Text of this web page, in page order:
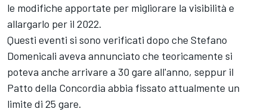
le modifiche apportate per migliorare la visibilità e
allargarlo per il 2022.
Questi eventi si sono verificati dopo che Stefano
Domenicali aveva annunciato che teoricamente si
poteva anche arrivare a 30 gare all'anno, seppur il
Patto della Concordia abbia fissato attualmente un
limite di 25 gare.